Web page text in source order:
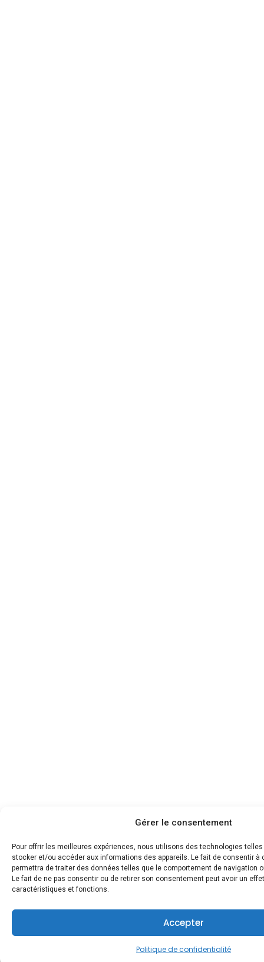
Gérer le consentement
Pour offrir les meilleures expériences, nous utilisons des technologies
stocker et/ou accéder aux informations des appareils. Le fait de consentir à
permettra de traiter des données telles que le comportement de navigation
Le fait de ne pas consentir ou de retirer son consentement peut avoir un
caractéristiques et fonctions.
Accepter
Politique de confidentialité